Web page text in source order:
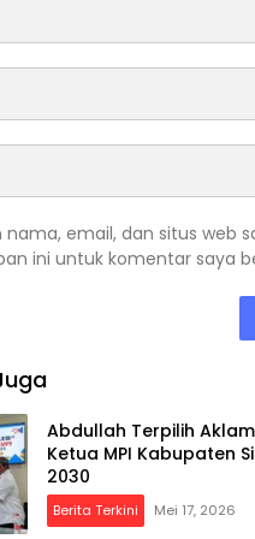
nama, email, dan situs web
ini untuk komentar saya
Abdullah Terpilih
Ketua MPI Kabupaten
2030
Berita Terkini Mei 17, 2026